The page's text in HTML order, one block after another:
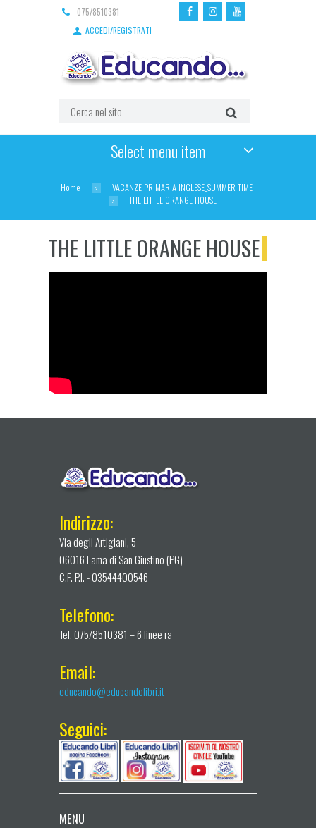
075/8510381
ACCEDI/REGISTRATI
Select menu item
Home
VACANZE PRIMARIA INGLESE_SUMMER TIME
THE LITTLE ORANGE HOUSE
THE LITTLE ORANGE HOUSE
Indirizzo:
Via degli Artigiani, 5
06016 Lama di San Giustino (PG)
C.F. P.I. - 03544400546
Telefono:
Tel. 075/8510381 – 6 linee ra
Email:
educando@educandolibri.it
Seguici:
MENU